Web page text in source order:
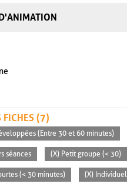
FICHES (7)
(Entre 30 et 60 minutes)
séances (X) Petit groupe (< 30)
(< 30 minutes) (X) Individuel